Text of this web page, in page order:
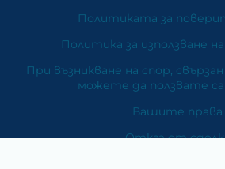
Политиката за
Политика за използване
При възникване на спор,
можете да ползвате
Вашите права
Отказ от